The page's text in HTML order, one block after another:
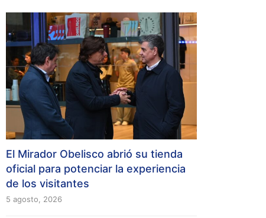
El Mirador Obelisco abrió su tienda
oficial para potenciar la experiencia
de los visitantes
5 agosto, 2026